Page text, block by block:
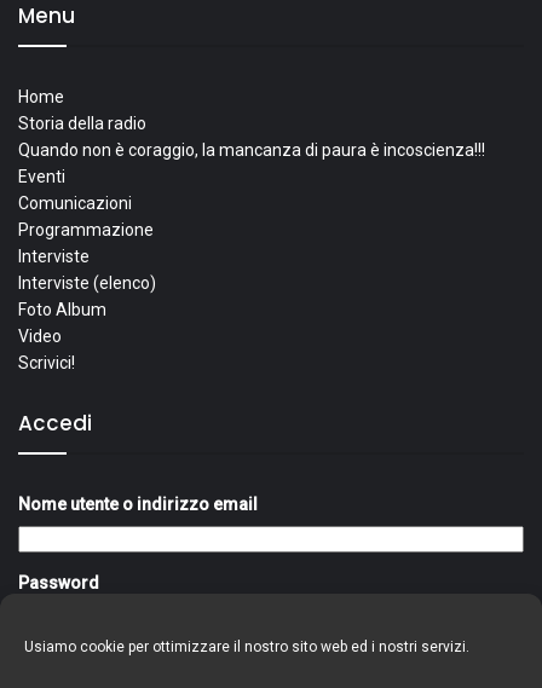
Usiamo cookie per ottimizzare il nostro sito web ed i nostri servizi.
Menu
Home
Storia della radio
Quando non è coraggio, la mancanza di paura è incoscienza!!!
Eventi
Comunicazioni
Programmazione
Interviste
Interviste (elenco)
Foto Album
Video
Scrivici!
Accedi
Nome utente o indirizzo email
Password
Ricordami